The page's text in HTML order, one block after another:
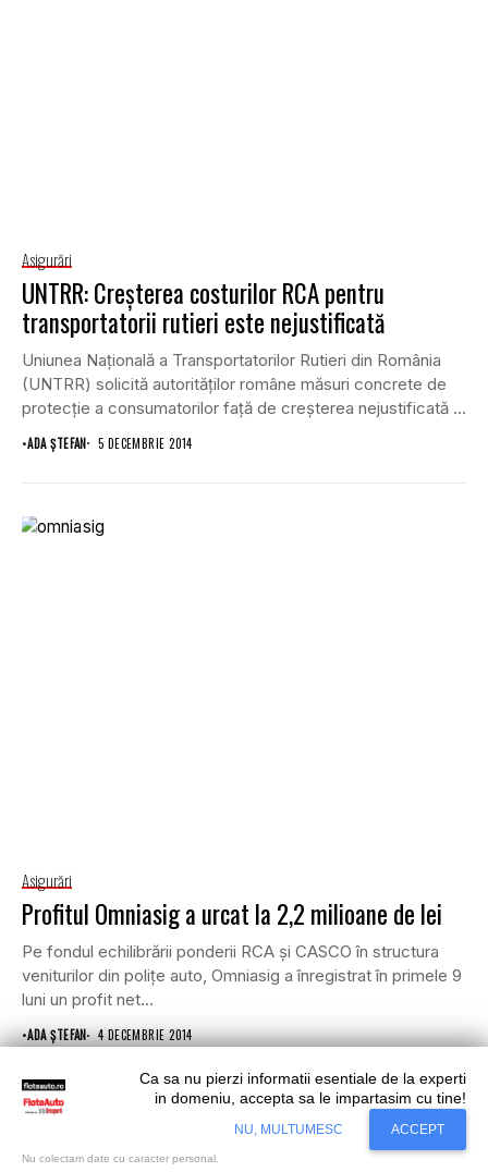
Asigurări
UNTRR: Creşterea costurilor RCA pentru
transportatorii rutieri este nejustificată
Uniunea Naţională a Transportatorilor Rutieri din România
(UNTRR) solicită autorităţilor române măsuri concrete de
protecţie a consumatorilor faţă de creşterea nejustificată a
tarifelor...
•ADA ȘTEFAN 5 DECEMBRIE 2014
Asigurări
Profitul Omniasig a urcat la 2,2 milioane de lei
Pe fondul echilibrării ponderii RCA şi CASCO în structura
veniturilor din poliţe auto, Omniasig a înregistrat în primele 9
luni un profit net...
•ADA ȘTEFAN 4 DECEMBRIE 2014
Situl nostru utilizeaza cookies. Ce inseamna
Accept
Ca sa nu pierzi informatii esentiale de la experti
in domeniu, accepta sa le impartasim cu tine!
NU, MULTUMESC ACCEPT
Nu colectam date cu caracter personal.